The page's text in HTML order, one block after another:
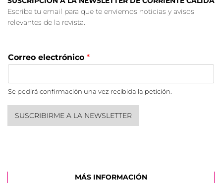
Escribe tu email para que te enviemos noticias y avisos
relevantes de la revista.
Correo electrónico *
Se pedirá confirmación una vez recibida la petición.
SUSCRIBIRME A LA NEWSLETTER
MÁS INFORMACIÓN